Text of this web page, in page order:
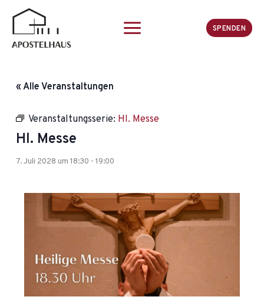
springen
SPENDEN
« Alle Veranstaltungen
Veranstaltungsserie: Hl. Messe
Hl. Messe
7. Juli 2028 um 18:30 -19:00